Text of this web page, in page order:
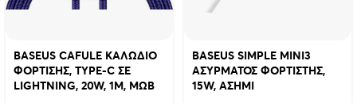
BASEUS CAFULE ΚΑΛΩΔΙΟ
ΦΟΡΤΙΣΗΣ, TYPE-C ΣΕ
LIGHTNING, 20W, 1M, ΜΩΒ
BASEUS SIMPLE MINI3
ΑΣΥΡΜΑΤΟΣ ΦΟΡΤΙΣΤΗΣ,
15W, ΑΣΗΜΙ